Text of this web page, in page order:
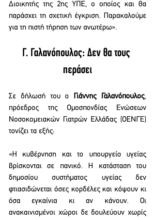
Διοικητής της 2ης ΥΠΕ, ο οποίος και θα
παράσχει τη σχετική έγκριση. Παρακαλούμε
για τη πιστή τήρηση των ανωτέρω».
Γ. Γαλανόπουλος: Δεν θα τους
περάσει
Σε δήλωσή του ο Γιάννης Γαλανόπουλος,
πρόεδρος της Ομοσπονδίας Ενώσεων
Νοσοκομειακών Γιατρών Ελλάδας (ΟΕΝΓΕ)
τονίζει τα εξής:
«Η κυβέρνηση και το υπουργείο υγείας
βρίσκονται σε πανικό. Η κατάσταση του
δημοσίου συστήματος υγείας δεν
φτιασιδώνεται όσες κορδέλες και κόψουν κι
όσα εγκαίνια κι αν κάνουν. Οι
ανακαινισμένοι χώροι δε δουλεύουν χωρίς